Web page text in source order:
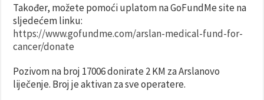
Također, možete pomoći uplatom na GoFundMe site na
sljedećem linku:
https://www.gofundme.com/arslan-medical-fund-for-
cancer/donate
Pozivom na broj 17006 donirate 2 KM za Arslanovo
liječenje. Broj je aktivan za sve operatere.